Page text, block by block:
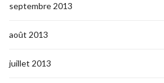
septembre 2013
août 2013
juillet 2013